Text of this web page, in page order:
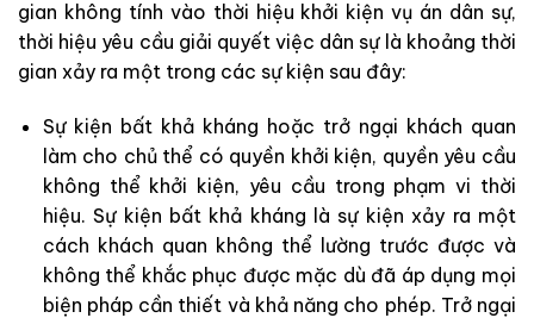
gian không tính vào thời hiệu khởi kiện vụ án dân sự,
thời hiệu yêu cầu giải quyết việc dân sự là khoảng thời
gian xảy ra một trong các sự kiện sau đây:
Sự kiện bất khả kháng hoặc trở ngại khách quan
làm cho chủ thể có quyền khởi kiện, quyền yêu cầu
không thể khởi kiện, yêu cầu trong phạm vi thời
hiệu. Sự kiện bất khả kháng là sự kiện xảy ra một
cách khách quan không thể lường trước được và
không thể khắc phục được mặc dù đã áp dụng mọi
biện pháp cần thiết và khả năng cho phép. Trở ngại